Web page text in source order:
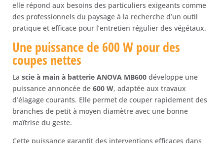
elle répond aux besoins des particuliers exigeants comme
des professionnels du paysage à la recherche d’un outil
pratique et efficace pour l’entretien régulier des végétaux.
Une puissance de 600 W pour des
coupes nettes
La scie à main à batterie ANOVA MB600 développe une
puissance annoncée de 600 W, adaptée aux travaux
d’élagage courants. Elle permet de couper rapidement des
branches de petit à moyen diamètre avec une bonne
maîtrise du geste.
Cette puissance garantit des interventions efficaces dans